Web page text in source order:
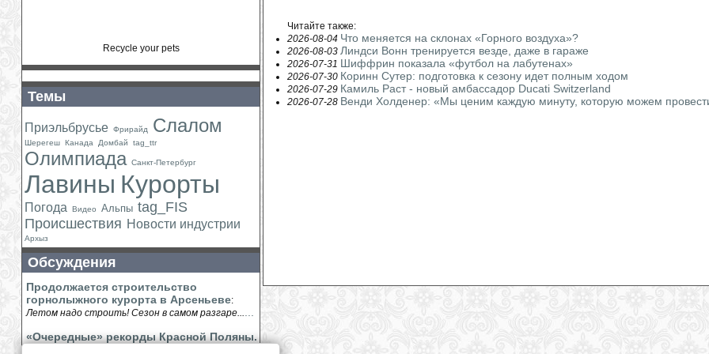
Recycle your pets
Темы
Приэльбрусье Фрирайд Слалом
Шерегеш Канада Домбай tag_ttr
Олимпиада Санкт-Петербург
Лавины Курорты
Погода Видео Альпы tag_FIS
Происшествия Новости индустрии
Архыз
Обсуждения
Продолжается строительство
горнолыжного курорта в Арсеньеве:
Летом надо строить! Сезон в самом разгаре...
«Очередные» рекорды Красной Поляны.
Читайте также:
2026-08-04 Что меняется на склонах «Горного воздуха»?
2026-08-03 Линдси Вонн тренируется везде, даже в гараже
2026-07-31 Шиффрин показала «футбол на лабутенах»
2026-07-30 Коринн Сутер: подготовка к сезону идет полным ходом
2026-07-29 Камиль Раст - новый амбассадор Ducati Switzerland
2026-07-28 Венди Холденер: «Мы ценим каждую минуту, которую можем